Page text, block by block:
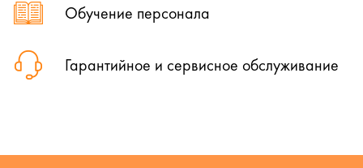
Обучение персонала
Гарантийное и сервисное обслуживание